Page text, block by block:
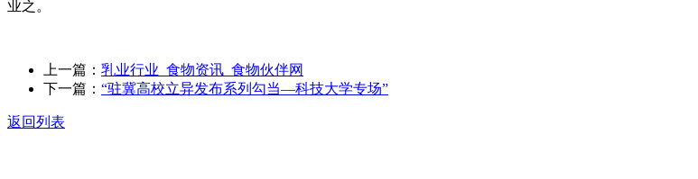
业之。
上一篇： 乳业行业_食物资讯_食物伙伴网
下一篇： “驻冀高校立异发布系列勾当—科技大学专场”
返回列表